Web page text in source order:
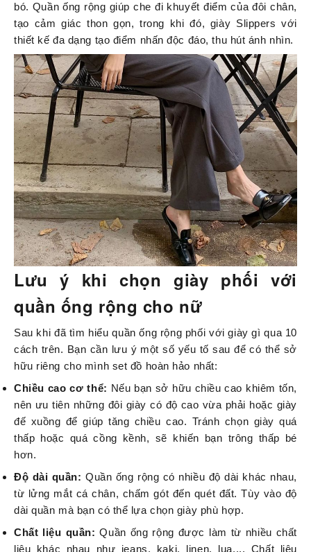
bó. Quần ống rộng giúp che đi khuyết điểm của đôi chân,
tạo cảm giác thon gọn, trong khi đó, giày Slippers với
thiết kế đa dạng tạo điểm nhấn độc đáo, thu hút ánh nhìn.
Lưu ý khi chọn giày phối với
quần ống rộng cho nữ
Sau khi đã tìm hiểu quần ống rộng phối với giày gì qua 10
cách trên. Bạn cần lưu ý một số yếu tố sau để có thể sở
hữu riêng cho mình set đồ hoàn hảo nhất:
Chiều cao cơ thể: Nếu bạn sở hữu chiều cao khiêm tốn,
nên ưu tiên những đôi giày có độ cao vừa phải hoặc giày
đế xuồng để giúp tăng chiều cao. Tránh chọn giày quá
thấp hoặc quá cồng kềnh, sẽ khiến bạn trông thấp bé
hơn.
Độ dài quần: Quần ống rộng có nhiều độ dài khác nhau,
từ lửng mắt cá chân, chấm gót đến quét đất. Tùy vào độ
dài quần mà bạn có thể lựa chọn giày phù hợp.
Chất liệu quần: Quần ống rộng được làm từ nhiều chất
liệu khác nhau như jeans, kaki, linen, lụa,... Chất liệu